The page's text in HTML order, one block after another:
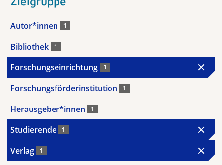
Autor*innen 1
Bibliothek 1
Forschungseinrichtung 1
Forschungsförderinstitution 1
Herausgeber*innen 1
Studierende 1
Verlag 1